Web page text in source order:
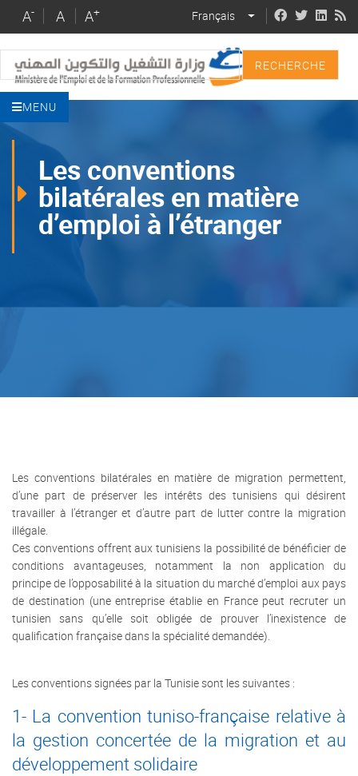
content
A- A A+ Français LIST ADDITIONAL
Recherche
MENU
Les conventions
bilatérales en matière
d’emploi à l’étranger
Les conventions bilatérales en matière de migration permettent,
d’une part de préserver les intérêts des tunisiens qui désirent
travailler à l’étranger et d’autre part de lutter contre la migration
illégale.
Ces conventions offrent aux tunisiens la possibilité de bénéficier de
conditions avantageuses, notamment la non application du
principe de l’opposabilité à la situation du marché d’emploi aux pays
de destination (une entreprise établie en France peut recruter un
tunisien sans qu’elle soit obligée de prouver l’inexistence de
qualification française dans la spécialité demandée).
Les conventions signées par la Tunisie sont les suivantes :
1- La convention tuniso-française relative à
la gestion concertée de la migration et au
développement solidaire